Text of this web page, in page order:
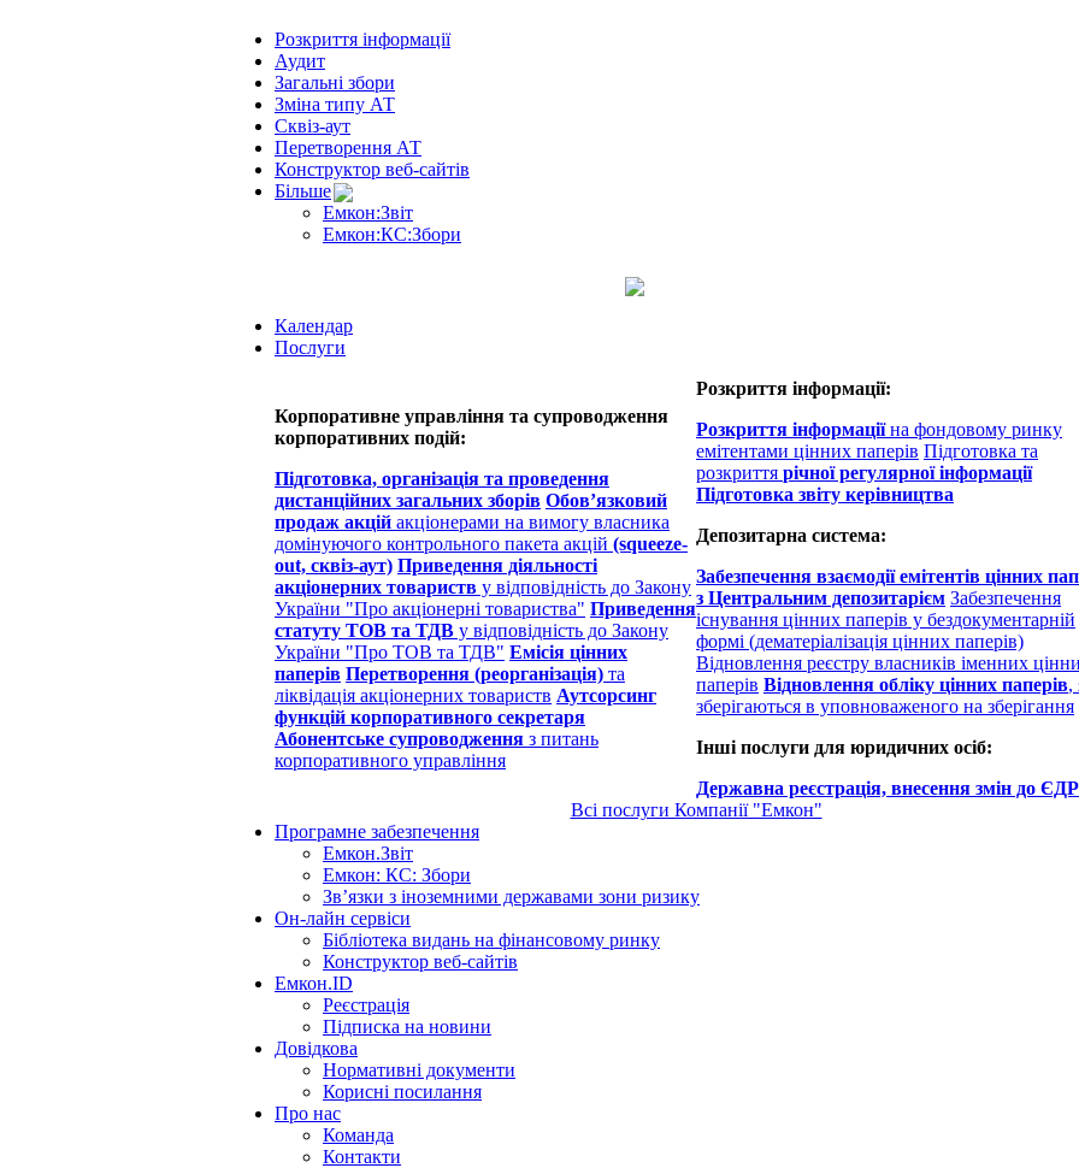
Розкриття інформації
Аудит
Загальні збори
Зміна типу АТ
Сквіз-аут
Перетворення АТ
Конструктор веб-сайтів
Більше
Емкон:Звіт
Емкон:КС:Збори
Календар
Послуги
Корпоративне управління та супроводження
корпоративних подій:
Підготовка, організація та проведення
дистанційних загальних зборів Обов’язковий
продаж акцій акціонерами на вимогу власника
домінуючого контрольного пакета акцій (squeeze-
out, сквіз-аут) Приведення діяльності
акціонерних товариств у відповідність до Закону
України "Про акціонерні товариства" Приведення
статуту ТОВ та ТДВ у відповідність до Закону
України "Про ТОВ та ТДВ" Емісія цінних
паперів Перетворення (реорганізація) та
ліквідація акціонерних товариств Аутсорсинг
функцій корпоративного секретаря
Абонентське супроводження з питань
корпоративного управління
Розкриття інформації:
Розкриття інформаціїна фондовому ринку
емітентами цінних паперів Підготовка та
розкриття річної регулярної інформації
Підготовка звіту керівництва
Депозитарна система:
Забезпечення взаємодії емітентів цінних
з Центральним депозитарієм Забезпечення
існування цінних паперів у бездокументарній
формі (дематеріалізація цінних паперів)
Відновлення реєстру власників іменних
паперів Відновлення обліку цінних паперів,
зберігаються в уповноваженого на зберігання
Інші послуги для юридичних осіб:
Державна реєстрація, внесення змін до ЄДР
Всі послуги Компанії "Емкон"
Програмне забезпечення
Емкон.Звіт
Емкон: КС: Збори
Зв’язки з іноземними державами зони ризику
Он-лайн сервіси
Бібліотека видань на фінансовому ринку
Конструктор веб-сайтів
Емкон.ID
Реєстрація
Підписка на новини
Довідкова
Нормативні документи
Корисні посилання
Про нас
Команда
Контакти